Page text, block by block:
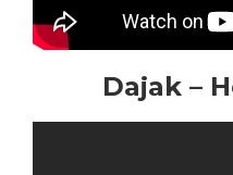
Dajak –